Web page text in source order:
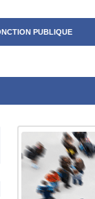
PUBLIQUE